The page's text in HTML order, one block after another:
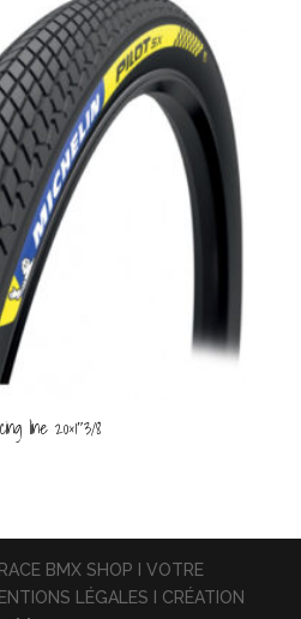
line 20×1″3/8
BMX SHOP I VOTRE
LÉGALES I CRÉATION